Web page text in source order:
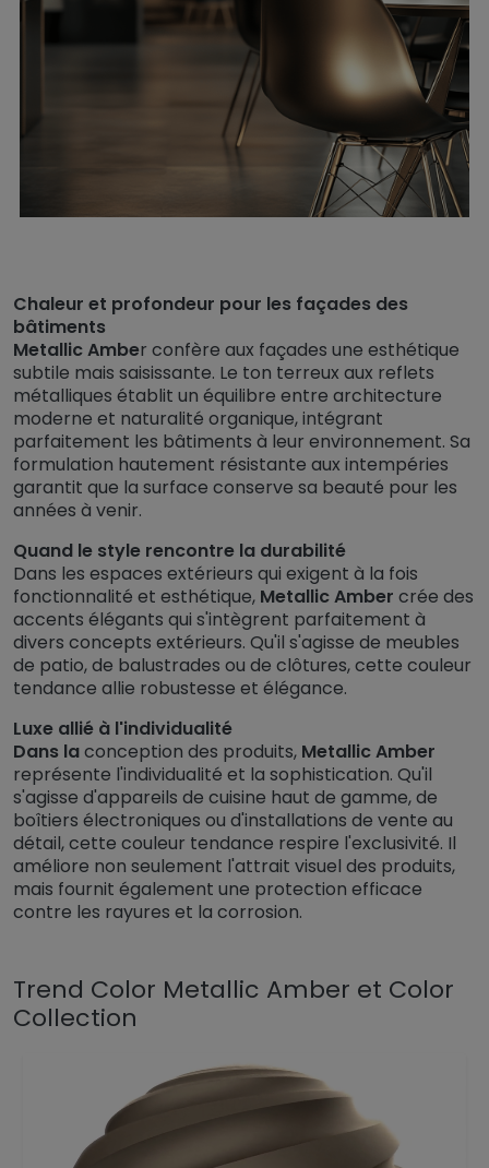
Chaleur et profondeur pour les façades des
bâtiments
Metallic Amber confère aux façades une esthétique
subtile mais saisissante. Le ton terreux aux reflets
métalliques établit un équilibre entre architecture
moderne et naturalité organique, intégrant
parfaitement les bâtiments à leur environnement. Sa
formulation hautement résistante aux intempéries
garantit que la surface conserve sa beauté pour les
années à venir.
Quand le style rencontre la durabilité
Dans les espaces extérieurs qui exigent à la fois
fonctionnalité et esthétique, Metallic Amber crée des
accents élégants qui s'intègrent parfaitement à
divers concepts extérieurs. Qu'il s'agisse de meubles
de patio, de balustrades ou de clôtures, cette couleur
tendance allie robustesse et élégance.
Luxe allié à l'individualité
Dans laconception des produits, Metallic Amber
représente l'individualité et la sophistication. Qu'il
s'agisse d'appareils de cuisine haut de gamme, de
boîtiers électroniques ou d'installations de vente au
détail, cette couleur tendance respire l'exclusivité. Il
améliore non seulement l'attrait visuel des produits,
mais fournit également une protection efficace
contre les rayures et la corrosion.
Trend Color Metallic Amber et Color
Collection